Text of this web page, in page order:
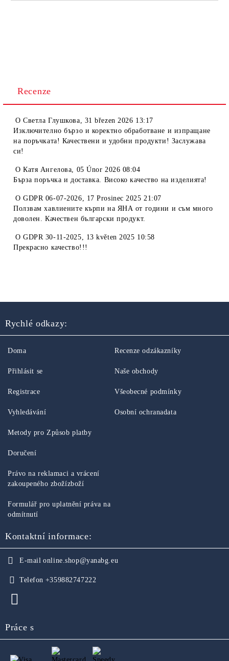
Recenze
OСветла Глушкова, 31 březen 2026 13:17
Изключително бързо и коректно обработване и изпращане
на поръчката! Качествени и удобни продукти! Заслужава
си!
OКатя Ангелова, 05 Únor 2026 08:04
Бърза поръчка и доставка. Високо качество на изделията!
OGDPR 06-07-2026, 17 Prosinec 2025 21:07
Ползвам хавлиените кърпи на ЯНА от години и съм много
доволен. Качествен български продукт.
OGDPR 30-11-2025, 13 květen 2025 10:58
Прекрасно качество!!!
Rychlé odkazy:
Doma
Přihlásit se
Registrace
Vyhledávání
Recenze odzákazníky
Naše obchody
Všeobecné podmínky
Osobní ochranadata
Metody pro Způsob platby
Doručení
Právo na reklamaci a vrácení
zakoupeného zbožízboží
Formulář pro uplatnění práva na
odmítnutí
Kontaktní informace:
E-mail online.shop@yanabg.eu
Telefon +359882747222
Práce s